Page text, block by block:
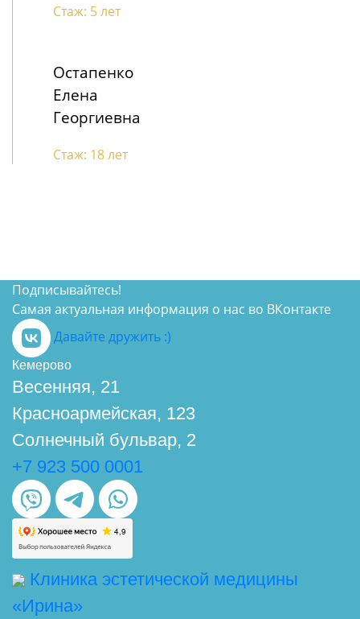
Стаж: 5 лет
Остапенко
Елена
Георгиевна
Стаж: 18 лет
Подписывайтесь!
Самая актуальная информация о нас во ВКонтакте
Давайте дружить :)
Кемерово
Весенняя, 21
Красноармейская, 123
Солнечный бульвар, 2
+7 923 500 0001
Клиника эстетической медицины
«Ирина»